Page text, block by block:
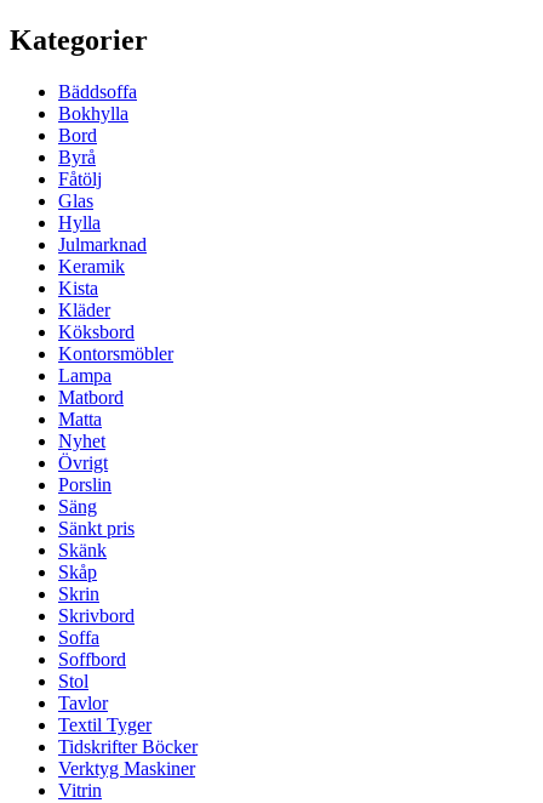
Kategorier
Bäddsoffa
Bokhylla
Bord
Byrå
Fåtölj
Glas
Hylla
Julmarknad
Keramik
Kista
Kläder
Köksbord
Kontorsmöbler
Lampa
Matbord
Matta
Nyhet
Övrigt
Porslin
Säng
Sänkt pris
Skänk
Skåp
Skrin
Skrivbord
Soffa
Soffbord
Stol
Tavlor
Textil Tyger
Tidskrifter Böcker
Verktyg Maskiner
Vitrin